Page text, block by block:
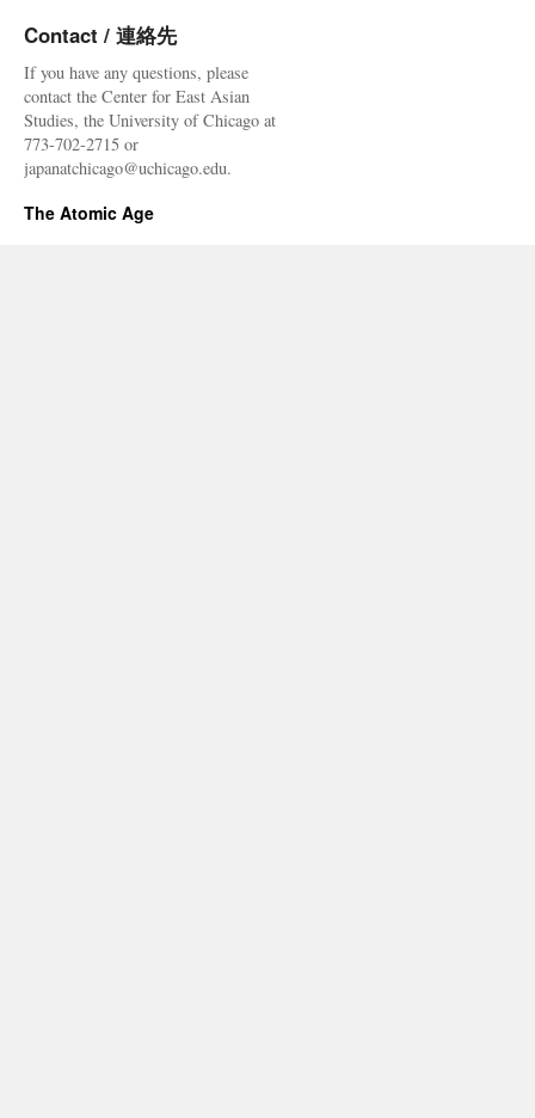
Contact / 連絡先
If you have any questions, please
contact the Center for East Asian
Studies, the University of Chicago at
773-702-2715 or
japanatchicago@uchicago.edu.
The Atomic Age